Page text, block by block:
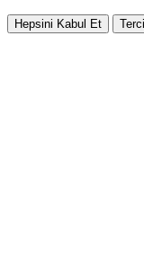
Hepsini Kabul Et